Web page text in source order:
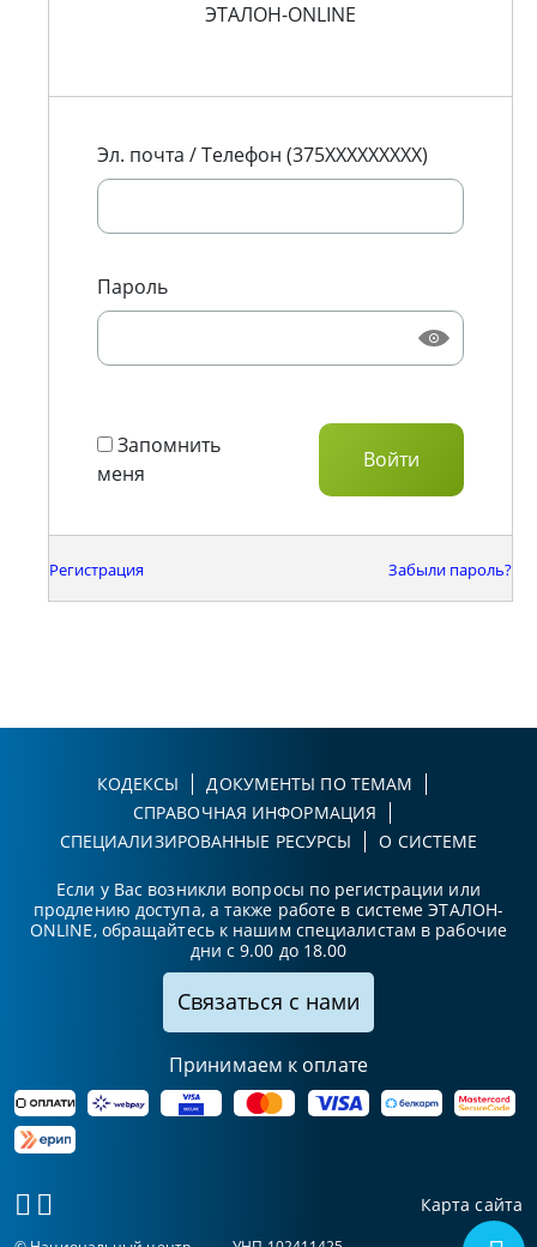
ЭТАЛОН-ONLINE
Эл. почта / Телефон (375XXXXXXXXX)
Пароль
Запомнить
меня
Регистрация Забыли пароль?
КОДЕКСЫ
ДОКУМЕНТЫ ПО ТЕМАМ
СПРАВОЧНАЯ ИНФОРМАЦИЯ
СПЕЦИАЛИЗИРОВАННЫЕ РЕСУРСЫ
О СИСТЕМЕ
Если у Вас возникли вопросы по регистрации или
продлению доступа, а также работе в системе ЭТАЛОН-
ONLINE, обращайтесь к нашим специалистам в рабочие
дни с 9.00 до 18.00
Связаться с нами
Принимаем к оплате
Карта сайта